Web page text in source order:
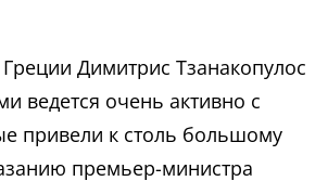
Димитрис Тзанакопулос
ведется очень активно с
привели к столь большому
премьер-министра